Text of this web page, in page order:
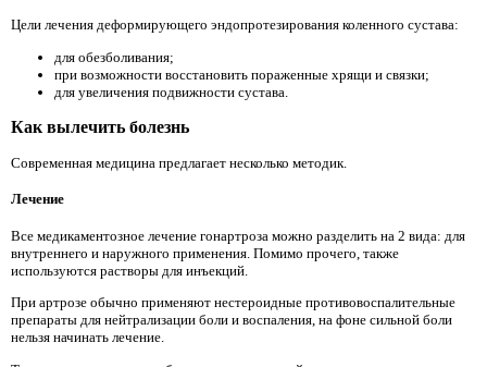
Цели лечения деформирующего эндопротезирования коленного сустава:
для обезболивания;
при возможности восстановить пораженные хрящи и связки;
для увеличения подвижности сустава.
Как вылечить болезнь
Современная медицина предлагает несколько методик.
Лечение
Все медикаментозное лечение гонартроза можно разделить на 2 вида: для
внутреннего и наружного применения. Помимо прочего, также
используются растворы для инъекций.
При артрозе обычно применяют нестероидные противовоспалительные
препараты для нейтрализации боли и воспаления, на фоне сильной боли
нельзя начинать лечение.